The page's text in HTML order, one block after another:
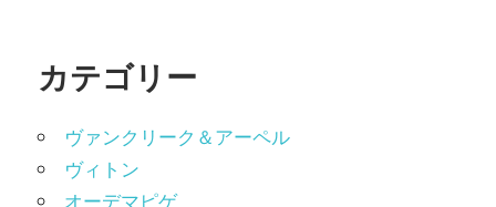
カテゴリー
ヴァンクリーク＆アーペル
ヴィトン